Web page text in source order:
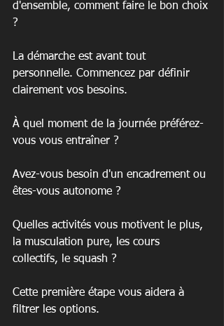
d'ensemble, comment faire le bon choix
?
La démarche est avant tout
personnelle. Commencez par définir
clairement vos besoins.
À quel moment de la journée préférez-
vous vous entraîner ?
Avez-vous besoin d'un encadrement ou
êtes-vous autonome ?
Quelles activités vous motivent le plus,
la musculation pure, les cours
collectifs, le squash ?
Cette première étape vous aidera à
filtrer les options.